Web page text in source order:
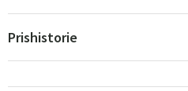
Prishistorie